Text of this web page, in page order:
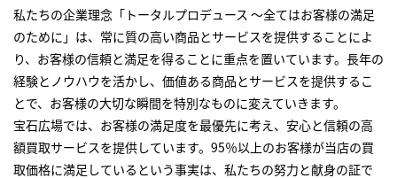
私たちの企業理念「トータルプロデュース ～全てはお客様の満足
のために」は、常に質の高い商品とサービスを提供することによ
り、お客様の信頼と満足を得ることに重点を置いています。長年の
経験とノウハウを活かし、価値ある商品とサービスを提供するこ
とで、お客様の大切な瞬間を特別なものに変えていきます。
宝石広場では、お客様の満足度を最優先に考え、安心と信頼の高
額買取サービスを提供しています。95％以上のお客様が当店の買
取価格に満足しているという事実は、私たちの努力と献身の証で